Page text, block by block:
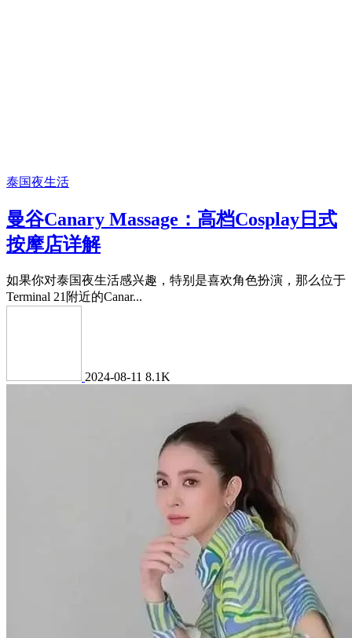
泰国夜生活
曼谷Canary Massage：高档Cosplay日式
按摩店详解
如果你对泰国夜生活感兴趣，特别是喜欢角色扮演，那么位于
Terminal 21附近的Canar...
2024-08-11 8.1K